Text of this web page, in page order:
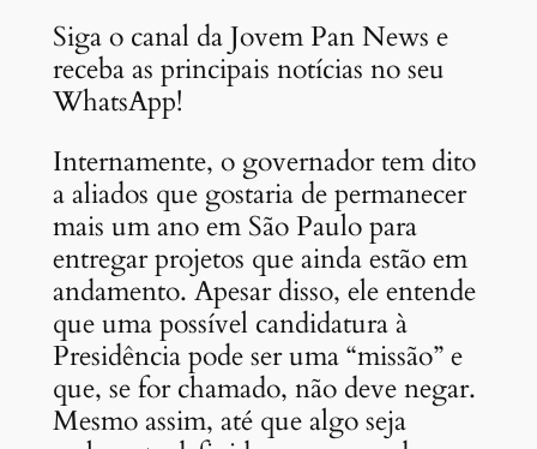
Siga o canal da Jovem Pan News e
receba as principais notícias no seu
WhatsApp!
Internamente, o governador tem dito
a aliados que gostaria de permanecer
mais um ano em São Paulo para
entregar projetos que ainda estão em
andamento. Apesar disso, ele entende
que uma possível candidatura à
Presidência pode ser uma “missão” e
que, se for chamado, não deve negar.
Mesmo assim, até que algo seja